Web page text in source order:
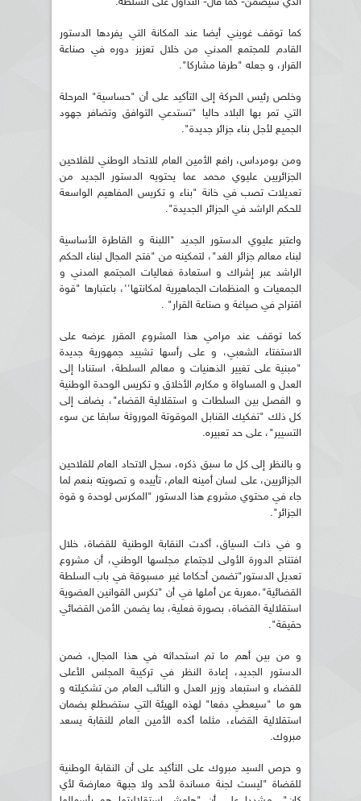
كما توقف غويني أيضا عند المكانة التي يفردها الدستور
القادم للمجتمع المدني من خلال تعزيز دوره في صناعة
القرار، و جعله "طرفا مشاركا".
وخلص رئيس الحركة إلى التأكيد على أن "حساسية" المرحلة
التي تمر بها البلاد حاليا "تستدعي التوافق وتضافر جهود
الجميع لأجل بناء جزائر جديدة".
ومن بومرداس، رافع الأمين العام للاتحاد الوطني للفلاحين
الجزائريين عليوي محمد عما يحتويه الدستور الجديد من
تعديلات تصب في خانة "بناء و تكريس المفاهيم الواسعة
للحكم الراشد في الجزائر الجديدة".
واعتبر عليوي الدستور الجديد "اللبنة و القاطرة الأساسية
لبناء معالم جزائر الغد"، لتمكينه من "فتح المجال لبناء الحكم
الراشد عبر إشراك و استعادة فعاليات المجتمع المدني و
الجمعيات و المنظمات الجماهيرية لمكانتها''، باعتبارها "قوة
اقتراح في صياغة و صناعة القرار" .
كما توقف عند مرامي هذا المشروع المقرر عرضه على
الاستفتاء الشعبي، و على رأسها تشييد جمهورية جديدة
"مبنية على تغيير الذهنيات و معالم السلطة، استنادا إلى
العدل و المساواة و مكارم الأخلاق و تكريس الوحدة الوطنية
و الفصل بين السلطات و استقلالية القضاء"، يضاف إلى
كل ذلك "تفكيك القنابل الموقوتة الموروثة سابقا عن سوء
التسيير"، على حد تعبيره.
و بالنظر إلى كل ما سبق ذكره، سجل الاتحاد العام للفلاحين
الجزائريين، على لسان أمينه العام، تأييده و تصويته بنعم لما
جاء في محتوي مشروع هذا الدستور "المكرس لوحدة و قوة
الجزائر".
و في ذات السياق، أكدت النقابة الوطنية للقضاة، خلال
افتتاح الدورة الأولى لاجتماع مجلسها الوطني، أن مشروع
تعديل الدستور"تضمن أحكاما غير مسبوقة في باب السلطة
القضائية"،معربة عن أملها في أن "تكرس القوانين العضوية
استقلالية القضاة، بصورة فعلية، بما يضمن الأمن القضائي
حقيقة".
و من بين أهم ما تم استحداثه في هذا المجال، ضمن
الدستور الجديد، إعادة النظر في تركيبة المجلس الأعلى
للقضاء و استبعاد وزير العدل و النائب العام من تشكيلته و
هو ما "سيعطي دفعا" لهذه الهيئة التي ستضطلع بضمان
استقلالية القضاء، مثلما أكده الأمين العام للنقابة يسعد
مبروك.
و حرص السيد مبروك على التأكيد على أن النقابة الوطنية
للقضاة "ليست لجنة مساندة لأحد ولا جبهة معارضة لأي